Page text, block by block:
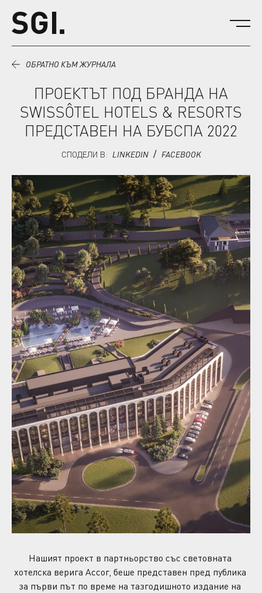
ОБРАТНО КЪМ ЖУРНАЛА
ПРОЕКТЪТ ПОД БРАНДА НА
SWISSÔTEL HOTELS & RESORTS
ПРЕДСТАВЕН НА БУБСПА 2022
СПОДЕЛИ В: LINKEDIN FACEBOOK
Нашият проект в партньорство със световната
хотелска верига Accor, беше представен пред публика
за първи път по време на тазгодишното издание на